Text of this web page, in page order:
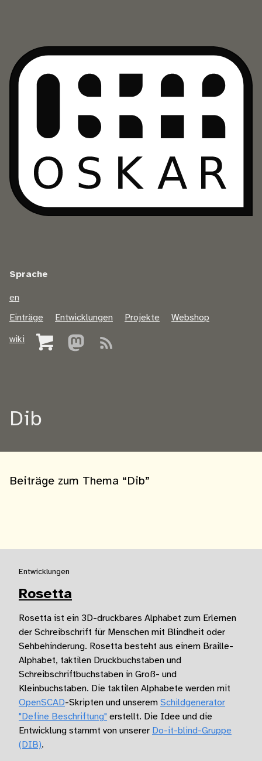
Sprache
en
Einträge
Entwicklungen Projekte Webshop
wiki
Dib
Beiträge zum Thema “Dib”
Entwicklungen
Rosetta
Rosetta ist ein 3D-druckbares Alphabet zum Erlernen
der Schreibschrift für Menschen mit Blindheit oder
Sehbehinderung. Rosetta besteht aus einem Braille-
Alphabet, taktilen Druckbuchstaben und
Schreibschriftbuchstaben in Groß- und
Kleinbuchstaben. Die taktilen Alphabete werden mit
OpenSCAD-Skripten und unserem Schildgenerator
"Define Beschriftung" erstellt. Die Idee und die
Entwicklung stammt von unserer Do-it-blind-Gruppe
(DIB).